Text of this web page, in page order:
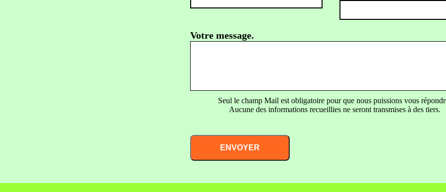
Votre message.
Seul le champ Mail est obligatoire pour que nous puissions vous
Aucune des informations recueillies ne seront transmises à des tiers.